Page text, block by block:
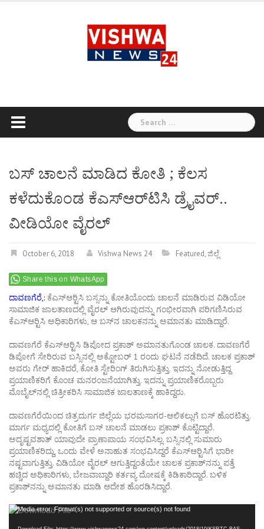
Search
for:
ಬಸ್ ಚಾಲನೆ ಮಾಡಿದ ಕೋತಿ ; ಕೆಲಸ
ಕಳೆದುಕೊಂಡ ಕೆಎಸ್‌ಆರ್‌ಟಿಸಿ ಡ್ರೈವರ್..
ವೀಡಿಯೋ ವೈರಲ್
October 6, 2018 Vishwa News 24 Featured,ಜಿಲ್ಲೆ
Share this on WhatsApp
ದಾವಣಗೆರೆ,: ಕೆಎಸ್‍ಆರ್‍ಟಿಸಿ ಬಸ್ಸನ್ನು ಕೋತಿಯೊಂದು ಚಾಲನೆ ಮಾಡಿರುವ ವಿಡಿಯೋ
ಸಾಮಾಜಿಕ ಜಾಲತಾಣದಲ್ಲಿ ವೈರಲ್ ಆಗಿರುವುದನ್ನು ಗಂಭೀರವಾಗಿ ಪರಿಗಣಿಸಿರುವ
ಕೆಎಸ್‍ಆರ್‍ಟಿಸಿ ಅಧಿಕಾರಿಗಳು, ಆ ಬಸ್‍ನ ಚಾಲಕನನ್ನು ಅಮಾನತು ಮಾಡಿದ್ದಾರೆ.
ದಾವಣಗೆರೆ ಕೆಎಸ್‍ಆರ್‍ಟಿಸಿ ಡಿಪೋದ ಪ್ರಕಾಶ್ ಅಮಾನತುಗೊಂಡ ಚಾಲಕ. ದಾವಣಗೆರೆ
ಡಿಪೋಗೆ ಸೇರಿರುವ ಬಸ್ಸಿನಲ್ಲಿ ಅಕ್ಟೋಬರ್ 1 ರಂದು ಘಟನೆ ನಡೆದಿದೆ. ಚಾಲಕ ಪ್ರಕಾಶ್
ಅವರು ಗೇರ್ ಹಾಕಿದರೆ, ಕೋತಿ ಸ್ಟೇರಿಂಗ್ ತಿರುಗಿಸುತ್ತಿತ್ತು. ಇದನ್ನು ನೋಡುತ್ತಿದ್ದ
ಪ್ರಯಾಣಿಕರಿಗೆ ಕೊಂಚ ಮನರಂಜನೆಯಾಗಿತ್ತು. ಇದನ್ನು ಪ್ರಯಾಣಿಕರೊಬ್ಬರು
ಮೊಬೈಲ್‍ನಲ್ಲಿ ಚಿತ್ರೀಕರಿಸಿ ಸಾಮಾಜಿಕ ಜಾಲತಾಣಕ್ಕೆ ಹಾಕಿದ್ದರು.
ದಾವಣಗೆರೆಯಿಂದ ಚಿತ್ರದುರ್ಗ ಜಿಲ್ಲೆಯ ಭರಮಸಾಗರ-ಆಲಿಕಲ್ಲುಗೆ ಬಸ್ ಹೊರಟಿತ್ತು.
ಮಾರ್ಗ ಮಧ್ಯದಲ್ಲಿ ಕೋತಿಗೆ ಬಸ್ ಚಾಲನೆ ಮಾಡಲು ಪ್ರಕಾಶ್ ಕೊಟ್ಟಿದ್ದಾರೆ.
ಅದೃಷ್ಟವಶಾತ್ ಯಾವುದೇ ಪ್ರಾಣಾಪಾಯ ಸಂಭವಿಸಿಲ್ಲ. ಬಸ್ಸಿನಲ್ಲಿ ಸುಮಾರು
ಪ್ರಯಾಣಿಕರಿದ್ದು, ಒಂದು ವೇಳೆ ಅನಾಹುತ ಸಂಭವಿಸಿದ್ದರೆ ಕೆಎಸ್‍ಆರ್‍ಟಿಸಿಗೆ ಭಾರೀ
ನಷ್ಟವಾಗುತ್ತಿತ್ತು. ವಿಡಿಯೋ ವೈರಲ್ ಆಗುತ್ತಿದ್ದಂತೆಯೇ ಚಾಲಕ ಪ್ರಕಾಶ್‍ನನ್ನು ಪತ್ತೆ
ಹಚ್ಚಿದ ಅಧಿಕಾರಿಗಳು, ಬೇಜವಾಬ್ದಾರಿ ಕರ್ತವ್ಯ ದೋಷಕ್ಕೆ ಕಿಡಿಕಾರಿದ್ದಾರೆ. ಬಳಿಕ
ಪ್ರಕಾಶ್‍ನನ್ನು ಅಮಾನತು ಮಾಡಿ ಆದೇಶ ಹೊರಡಿಸಿದ್ದಾರೆ.
Video
Media error: Format(s) not supported or source(s) not found